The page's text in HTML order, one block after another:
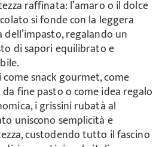
raffinata: l’amaro o il dolce
si fonde con la leggera
dell’impasto, regalando un
di sapori equilibrato e
snack gourmet, come
fine pasto o come idea regalo
i grissini rubatà al
uniscono semplicità e
custodendo tutto il fascino